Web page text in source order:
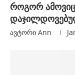
როგორ
ავტორი Ann